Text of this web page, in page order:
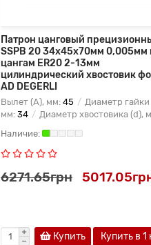
Патрон цанговый
SSPB 20 34x45x70мм 0,005мм
цангам ER20 2-13мм
цилиндрический хвостовик
AD DEGERLI
Вылет (A), мм: 45
Диаметр гайки
мм: 34 Диаметр хвостовика (d),
6271.65грн
Купить Купить в 1